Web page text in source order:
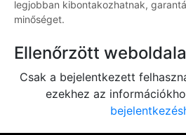
legjobban kibontakozhatnak,
minőséget.
Ellenőrzött
Csak a bejelentkezett
ezekhez az